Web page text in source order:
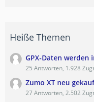
Heiße Themen
GPX-Daten
25 Antworten, 1.928
Zumo XT neu
27 Antworten, 2.502